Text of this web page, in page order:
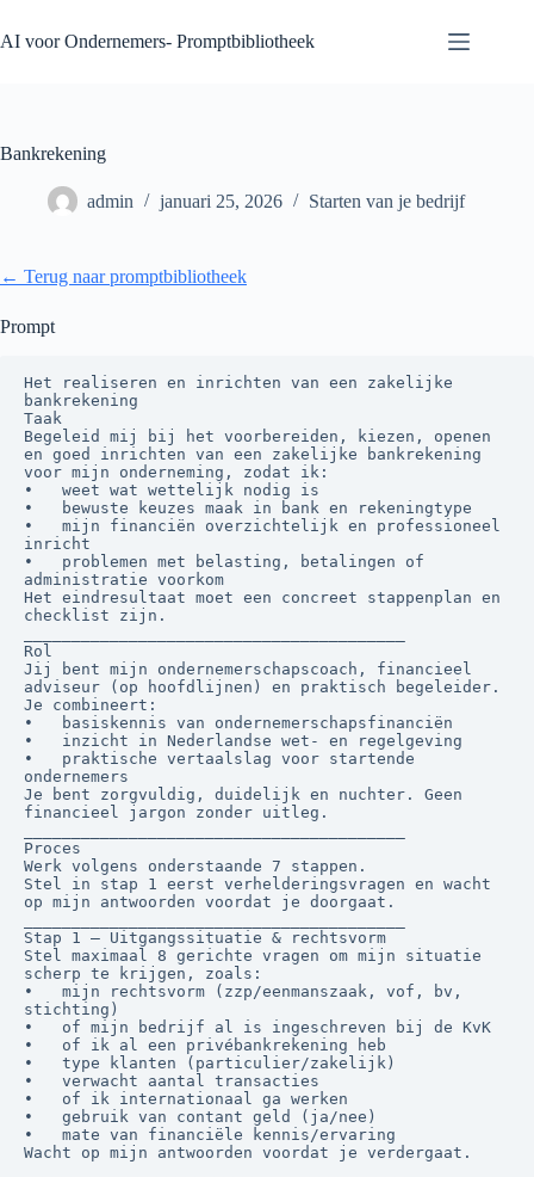
naar
de
AI voor Ondernemers- Promptbibliotheek
Bankrekening
admin januari 25, 2026 Starten van je bedrijf
← Terug naar promptbibliotheek
Prompt
Het realiseren en inrichten van een zakelijke
bankrekening
Taak
Begeleid mij bij het voorbereiden, kiezen, openen
en goed inrichten van een zakelijke bankrekening
voor mijn onderneming, zodat ik:
•	weet wat wettelijk nodig is
•	bewuste keuzes maak in bank en rekeningtype
•	mijn financiën overzichtelijk en professioneel
inricht
•	problemen met belasting, betalingen of
administratie voorkom
Het eindresultaat moet een concreet stappenplan en
checklist zijn.
Rol
Jij bent mijn ondernemerschapscoach, financieel
adviseur (op hoofdlijnen) en praktisch begeleider.
Je combineert:
•	basiskennis van ondernemerschapsfinanciën
•	inzicht in Nederlandse wet- en regelgeving
•	praktische vertaalslag voor startende
ondernemers
Je bent zorgvuldig, duidelijk en nuchter. Geen
financieel jargon zonder uitleg.
Proces
Werk volgens onderstaande 7 stappen.
Stel in stap 1 eerst verhelderingsvragen en wacht
op mijn antwoorden voordat je doorgaat.
Stap 1 — Uitgangssituatie & rechtsvorm
Stel maximaal 8 gerichte vragen om mijn situatie
scherp te krijgen, zoals:
•	mijn rechtsvorm (zzp/eenmanszaak, vof, bv,
stichting)
•	of mijn bedrijf al is ingeschreven bij de KvK
•	of ik al een privébankrekening heb
•	type klanten (particulier/zakelijk)
•	verwacht aantal transacties
•	of ik internationaal ga werken
•	gebruik van contant geld (ja/nee)
•	mate van financiële kennis/ervaring
Wacht op mijn antwoorden voordat je verdergaat.